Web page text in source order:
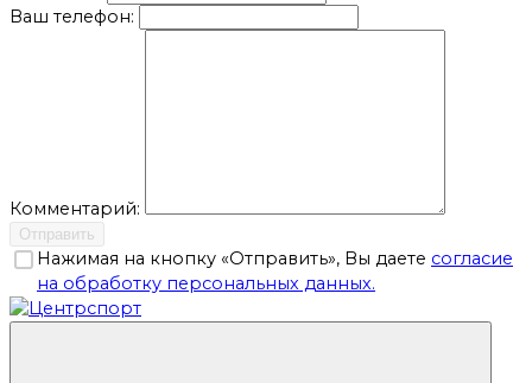
Ваш телефон:
Комментарий:
Отправить
Нажимая на кнопку «Отправить», Вы даете согласие
на обработку персональных данных.